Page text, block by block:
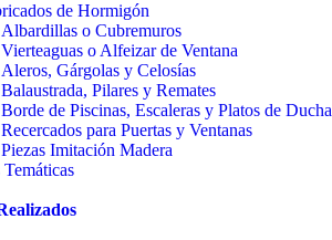
de Hormigón
Albardillas o Cubremuros
Vierteaguas o Alfeizar de Ventana
Aleros, Gárgolas y Celosías
Balaustrada, Pilares y Remates
Borde de Piscinas, Escaleras y Platos de Ducha
Recercados para Puertas y Ventanas
Piezas Imitación Madera
Temáticas